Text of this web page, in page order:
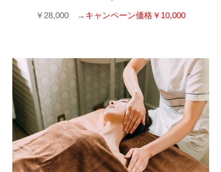
￥28,000 → キャンペーン価格￥10,000